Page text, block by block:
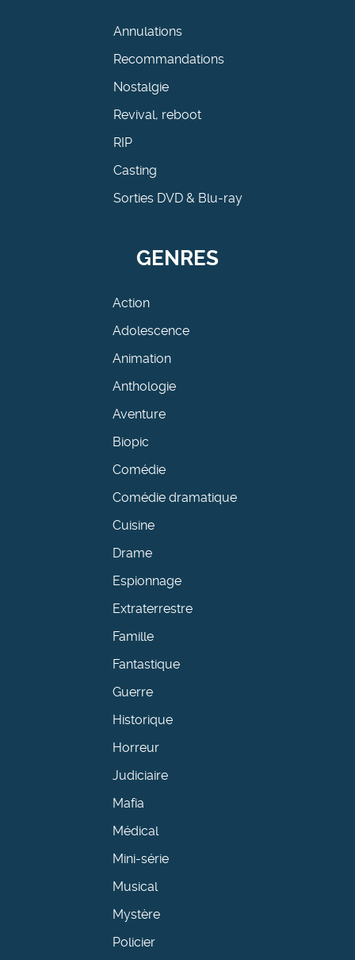
Annulations
Recommandations
Nostalgie
Revival, reboot
RIP
Casting
Sorties DVD & Blu-ray
GENRES
Action
Adolescence
Animation
Anthologie
Aventure
Biopic
Comédie
Comédie dramatique
Cuisine
Drame
Espionnage
Extraterrestre
Famille
Fantastique
Guerre
Historique
Horreur
Judiciaire
Mafia
Médical
Mini-série
Musical
Mystère
Policier